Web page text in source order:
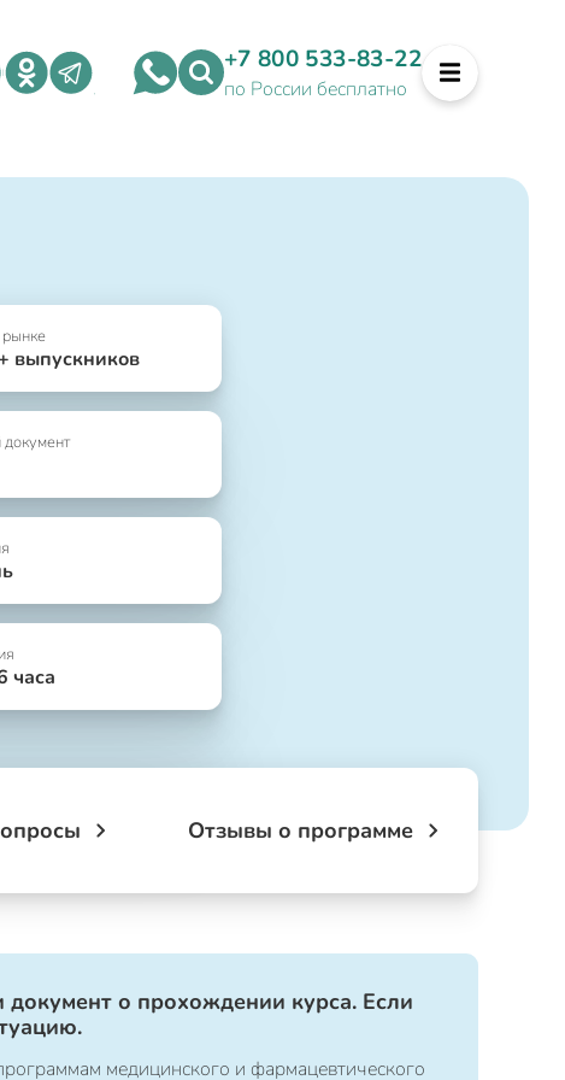
+7 800 533-83-22
по России бесплатно
выпускников
часа
Отзывы о программе
документ о прохождении курса. Если
медицинского и фармацевтического